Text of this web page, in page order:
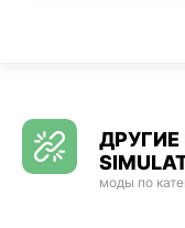
ДРУГИЕ
моды по